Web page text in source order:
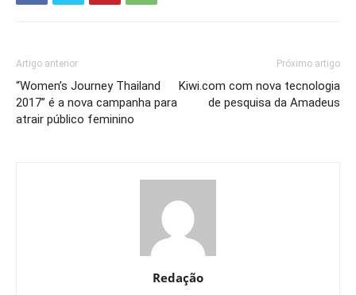
Artigo anterior
“Women’s Journey Thailand
2017” é a nova campanha para
atrair público feminino
Próximo artigo
Kiwi.com com nova tecnologia
de pesquisa da Amadeus
Redação